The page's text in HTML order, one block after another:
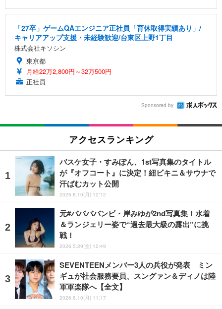
「27卒」ゲームQAエンジニア正社員「育休取得実績あり」/
キャリアアップ支援・未経験歓迎/台東区上野1丁目
株式会社キソシン
東京都
月給22万2,800円～32万500円
正社員
Sponsored by
アクセスランキング
バスケ女子・すみぽん、1st写真集のタイトル
が『オフコート』に決定！紐ビキニ＆サウナで
汗ばむカット公開
2026.8.10(月) 12:12
元#ババババンビ・岸みゆが2nd写真集！水着
＆ランジェリー姿で“過去最大級の露出”に挑
戦！
2026.5.29(金) 12:49
SEVENTEENメンバー3人の兵役が発表 ミン
ギュが社会服務要員、スングァン＆ディノは陸
軍軍楽隊へ【全文】
2026.8.10(月) 11:17